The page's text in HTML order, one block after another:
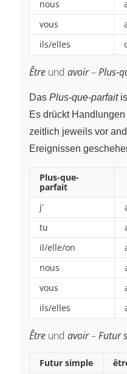
nous
vous
ils/elles
Être und avoir–Plus-
Das Plus-que-parfait
Es drückt
zeitlich jeweils vor
Ereignissen
Plus-que-
parfait
j’
tu
il/elle/on
nous
vous
ils/elles
Être und avoir–Futur
Futur simple